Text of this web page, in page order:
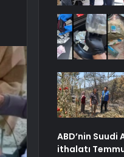
ABD’nin
ithalatı